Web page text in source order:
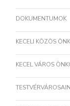
DOKUMENTUMOK
KECELI KÖZÖS
KECEL VÁROS